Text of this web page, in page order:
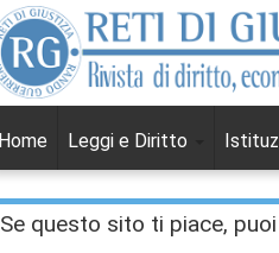
Home Leggi e Diritto
Se questo sito ti piace,